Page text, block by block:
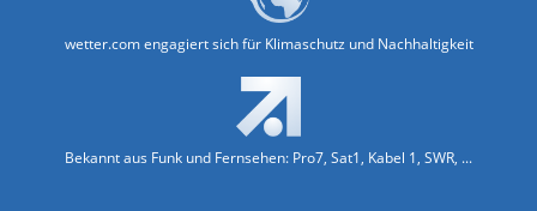
wetter.com engagiert sich für Klimaschutz und Nachhaltigkeit
Bekannt aus Funk und Fernsehen: Pro7, Sat1, Kabel 1, SWR, ...